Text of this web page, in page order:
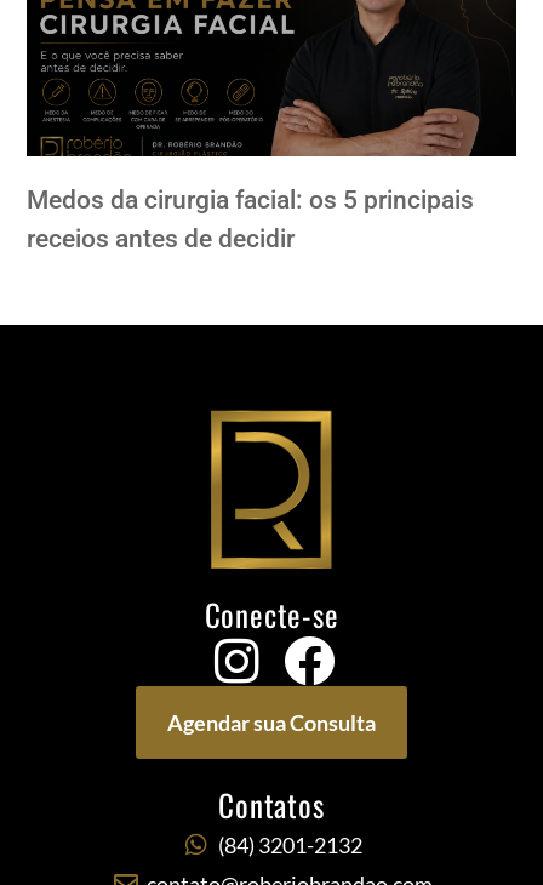
Medos da cirurgia facial: os 5 principais
receios antes de decidir
Conecte-se
Agendar sua Consulta
Contatos
(84) 3201-2132